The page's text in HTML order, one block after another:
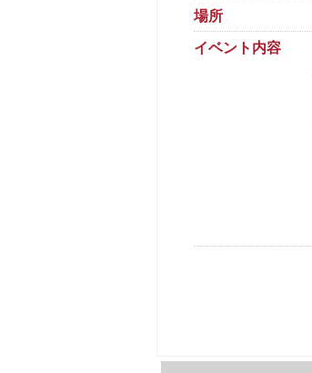
場所
イベント内容